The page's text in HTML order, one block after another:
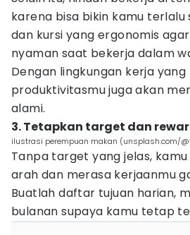
karena bisa bikin kamu terlalu
dan kursi yang ergonomis
nyaman saat bekerja dalam
Dengan lingkungan kerja yang
produktivitasmu juga akan
alami.
3. Tetapkan target dan
ilustrasi perempuan makan (unsplash.com/
Tanpa target yang jelas,
arah dan merasa kerjaanmu
Buatlah daftar tujuan harian,
bulanan supaya kamu tetap